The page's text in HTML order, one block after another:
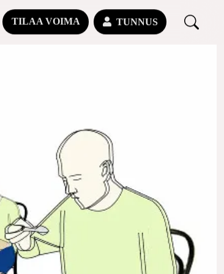
TILAA VOIMA TUNNUS